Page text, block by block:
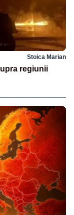
Stoica Marian
regiunii